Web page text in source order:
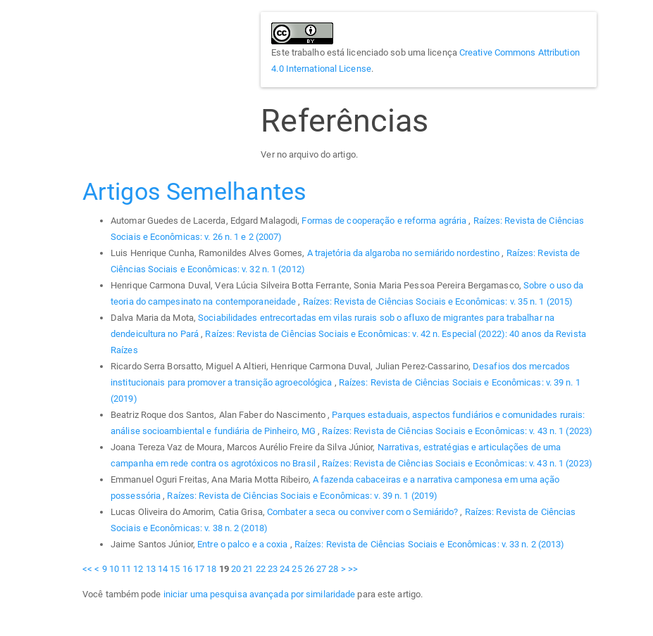
Este trabalho está licenciado sob uma licença Creative Commons Attribution
4.0 International License.
Referências
Ver no arquivo do artigo.
Artigos Semelhantes
Automar Guedes de Lacerda, Edgard Malagodi, Formas de cooperação e reforma agrária, Raízes: Revista de Ciências
Sociais e Econômicas: v. 26 n. 1 e 2 (2007)
Luis Henrique Cunha, Ramonildes Alves Gomes, A trajetória da algaroba no semiárido nordestino, Raízes: Revista de
Ciências Sociais e Econômicas: v. 32 n. 1 (2012)
Henrique Carmona Duval, Vera Lúcia Silveira Botta Ferrante, Sonia Maria Pessoa Pereira Bergamasco, Sobre o uso da
teoria do campesinato na contemporaneidade, Raízes: Revista de Ciências Sociais e Econômicas: v. 35 n. 1 (2015)
Dalva Maria da Mota,Sociabilidades entrecortadas em vilas rurais sob o afluxo de migrantes para trabalhar na
dendeicultura no Pará, Raízes: Revista de Ciências Sociais e Econômicas: v. 42 n. Especial (2022): 40 anos da Revista
Raízes
Ricardo Serra Borsatto, Miguel A Altieri, Henrique Carmona Duval, Julian Perez-Cassarino, Desafios dos mercados
institucionais para promover a transição agroecológica , Raízes: Revista de Ciências Sociais e Econômicas: v. 39 n. 1
(2019)
Beatriz Roque dos Santos, Alan Faber do Nascimento , Parques estaduais, aspectos fundiários e comunidades rurais:
análise socioambiental e fundiária de Pinheiro, MG, Raízes: Revista de Ciências Sociais e Econômicas: v. 43 n. 1 (2023)
Joana Tereza Vaz de Moura, Marcos Aurélio Freire da Silva Júnior, Narrativas, estratégias e articulações de uma
campanha em rede contra os agrotóxicos no Brasil , Raízes: Revista de Ciências Sociais e Econômicas: v. 43 n. 1 (2023)
Emmanuel Oguri Freitas, Ana Maria Motta Ribeiro, A fazenda cabaceiras e a narrativa camponesa em uma ação
possessória, Raízes: Revista de Ciências Sociais e Econômicas: v. 39 n. 1 (2019)
Lucas Oliveira do Amorim, Catia Grisa, Combater a seca ou conviver com o Semiárido?, Raízes: Revista de Ciências
Sociais e Econômicas: v. 38 n. 2 (2018)
Jaime Santos Júnior, Entre o palco e a coxia , Raízes: Revista de Ciências Sociais e Econômicas: v. 33 n. 2 (2013)
<< < 9 10 11 12 13 14 15 16 17 18 19 20 21 22 23 24 25 26 27 28 > >>
Você também pode iniciar uma pesquisa avançada por similaridade para este artigo.